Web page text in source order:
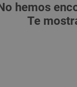
hemos
Te